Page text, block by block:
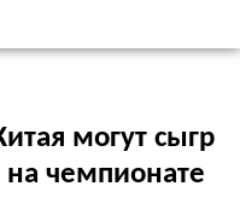
могут сыгр
на чемпионате